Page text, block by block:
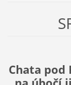
Chata